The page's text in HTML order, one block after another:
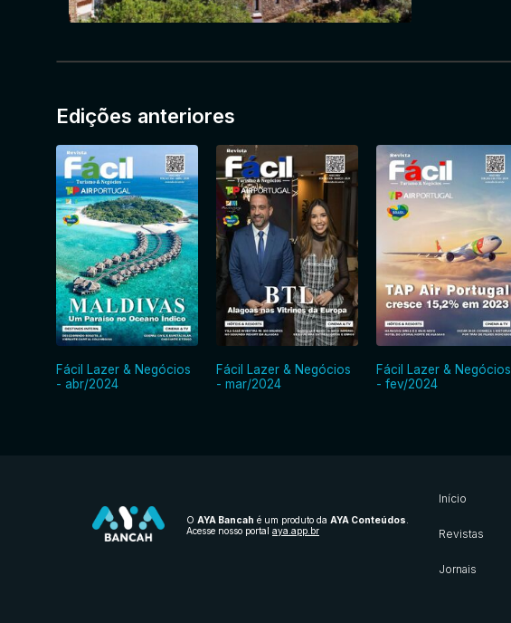
Edições anteriores
Fácil Lazer & Negócios
- abr/2024
Fácil Lazer & Negócios
- mar/2024
Fácil Lazer & Negócios
- fev/2024
O AYA Bancah é um produto da AYA Conteúdos.
Acesse nosso portal aya.app.br
Início
Revistas
Jornais